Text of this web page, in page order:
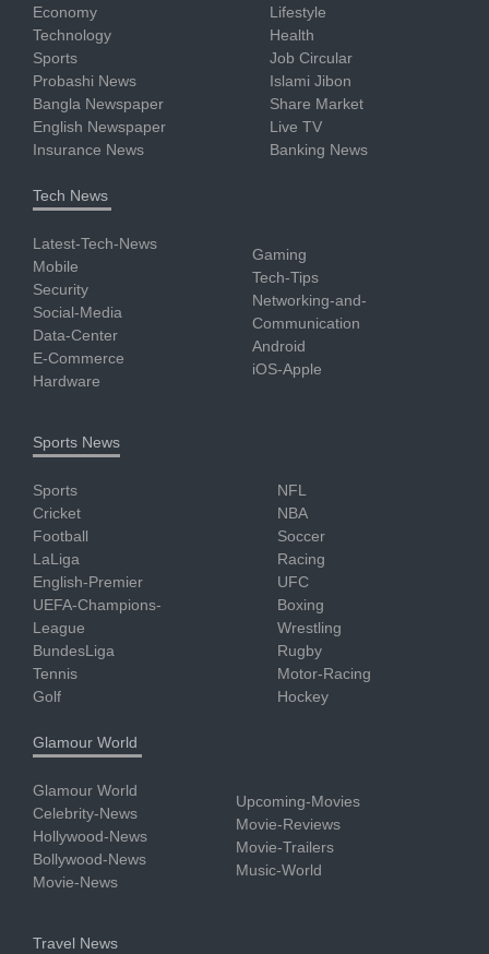
Economy
Technology
Sports
Probashi News
Bangla Newspaper
English Newspaper
Insurance News
Lifestyle
Health
Job Circular
Islami Jibon
Share Market
Live TV
Banking News
Tech News
Latest-Tech-News
Mobile
Security
Social-Media
Data-Center
E-Commerce
Hardware
Gaming
Tech-Tips
Networking-and-
Communication
Android
iOS-Apple
Sports News
Sports
Cricket
Football
LaLiga
English-Premier
UEFA-Champions-
League
BundesLiga
Tennis
Golf
NFL
NBA
Soccer
Racing
UFC
Boxing
Wrestling
Rugby
Motor-Racing
Hockey
Glamour World
Glamour World
Celebrity-News
Hollywood-News
Bollywood-News
Movie-News
Upcoming-Movies
Movie-Reviews
Movie-Trailers
Music-World
Travel News